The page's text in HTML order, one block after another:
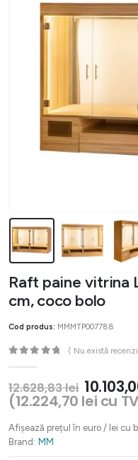
Raft paine vitrina
cm, coco bolo
Cod produs: MMMTP007788
( Nu există
12.628,83lei Prețul
inițial
fost:
(12.224,70 lei cu
Afișează prețul în euro / lei cu
Brand: MM